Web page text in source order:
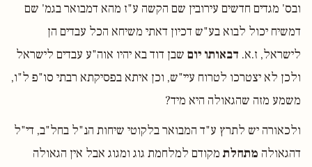
ובס' מגדים חדשים עירובין שם הקשה ע"ז מהא דמבואר בגמ' שם
דמשיח יכול לבוא בע"ש דכיון דאתי משיחא הכל עבדים הן
לישראל, ז.א. דבאותו יום שבן דוד בא יהיו אוה"ע עבדים לישראל
ולכן לא יצטרכו לטרוח עיי"ש, וכן איתא בפסיקתא רבתי סו"פ ל"ו,
משמע מזה שהגאולה היא מיד?
ולכאורה יש לתרץ ע"ד המבואר בלקוטי שיחות הנ"ל בחל"ב, די"ל
דהגאולה מתחלת מקודם למלחמת גוג ומגוג אבל אין הגאולה